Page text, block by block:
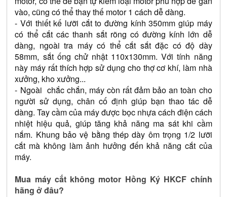
vào, cũng có thể thay thế motor 1 cách dễ dàng.
- Với thiết kế lưỡi cắt to đường kính 350mm giúp máy
có thể cắt các thanh sắt rõng có đường kính lớn dễ
dàng, ngoài tra máy có thể cắt sắt đặc có độ dày
58mm, sắt ống chử nhật 110x130mm. Với tính năng
này máy rất thích hợp sử dụng cho thợ cơ khí, làm nhà
xưởng, kho xưởng...
- Ngoài  chắc chắn, máy còn rất đảm bảo an toàn cho
người sử dụng, chân cố định giúp bạn thao tác dễ
dàng. Tay cầm của máy được bọc nhựa cách điện cách
nhiệt hiệu quả, giúp tăng khả năng ma sát khi cầm
nắm. Khung bảo vệ bằng thép dày ôm trọng 1/2 lưỡi
cắt mà không làm ảnh hưởng đến khả năng cắt của
máy.
Mua máy cắt không motor Hồng Ký HKCF chính
hãng ở đâu?